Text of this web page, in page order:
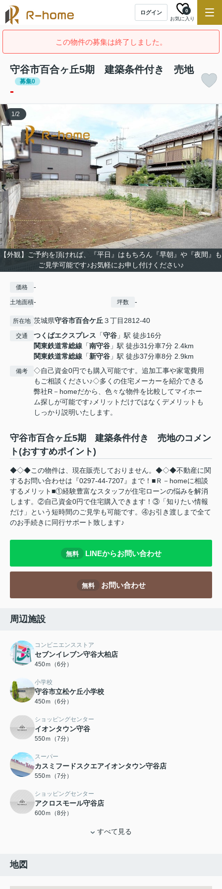
ログイン
お気に入り
0
この物件の募集は終了しました。
守谷市百合ヶ丘5期 建築条件付き 売地
募集0
-
【外観】ご予約を頂ければ、『平日』はもちろん『早朝』や『夜間』も
ご見学可能です♪お気軽にお申し付けください♪
1/2
価格 -
土地面積- 坪数 -
所在地 茨城県守谷市百合ケ丘３丁目2812-40
交通 つくばエクスプレス 「守谷 」駅 徒歩16分
関東鉄道常総線 「南守谷 」駅 徒歩31分車7分 2.4km
関東鉄道常総線 「新守谷 」駅 徒歩37分車8分 2.9km
備考
◇自己資金0円でも購入可能です。追加工事や家電費用
もご相談ください♪◇多くの住宅メーカーを紹介できる
弊社R－homeだから、色々な物件を比較してマイホー
ム探しが可能です♪メリットだけではなくデメリットも
しっかり説明いたします。
守谷市百合ヶ丘5期 建築条件付き 売地のコメン
ト(おすすめポイント)
◆◇◆この物件は、現在販売しておりません。◆◇◆不動産に関
するお問い合わせは『0297-44-7207』まで！■Ｒ－homeに相談
するメリット■①経験豊富なスタッフが住宅ローンの悩みを解消
します。②自己資金0円で住宅購入できます！③「知りたい情報
だけ」という短時間のご見学も可能です。④お引き渡しまで全て
のお手続きに同行サポート致します♪
無料 LINEからお問い合わせ
無料 お問い合わせ
周辺施設
コンビニエンスストア
セブンイレブン守谷大柏店
450ｍ（6分）
小学校
守谷市立松ケ丘小学校
450ｍ（6分）
ショッピングセンター
イオンタウン守谷
550ｍ（7分）
スーパー
カスミフードスクエアイオンタウン守谷店
550ｍ（7分）
ショッピングセンター
アクロスモール守谷店
600ｍ（8分）
すべて見る
地図